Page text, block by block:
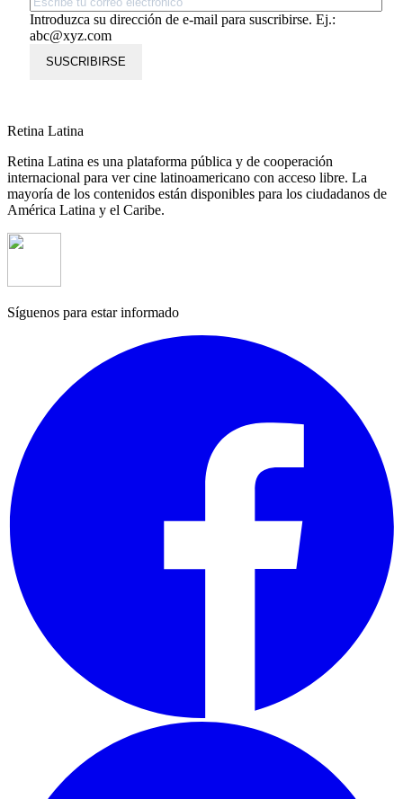
Introduzca su dirección de e-mail para suscribirse. Ej.:
abc@xyz.com
SUSCRIBIRSE
Retina Latina
Retina Latina es una plataforma pública y de cooperación
internacional para ver cine latinoamericano con acceso libre. La
mayoría de los contenidos están disponibles para los ciudadanos de
América Latina y el Caribe.
Síguenos para estar informado